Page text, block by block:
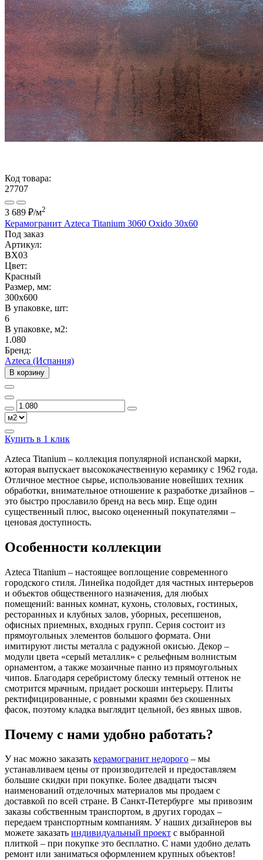
Код товара:
27707
3 689 ₽/м2
Керамогранит Azteca Titanium 3060 Oxido 30x60
Под заказ
Артикул:
BX03
Цвет:
Красный
Размер, мм:
300x600
В упаковке, шт:
6
В упаковке, м2:
1.080
Бренд:
Azteca (Испания)
В корзину
Купить в 1 клик
Azteca Titanium – коллекция популярной испанской марки,
которая выпускает высококачественную керамику с 1962 года.
Отличное местное сырье, использование новейших техник
обработки, внимательное отношение к разработке дизайнов –
это быстро прославило бренд на весь мир. Еще один
существенный плюс, высоко оцененный покупателями –
ценовая доступность.
Особенности коллекции
Azteca Titanium – настоящее воплощение современного
городского стиля. Линейка подойдет для частных интерьеров
и объектов общественного назначения, для любых
помещений: ванных комнат, кухонь, столовых, гостиных,
ресторанных и клубных залов, уборных, ресепшенов,
офисных приемных, входных групп. Серия состоит из
прямоугольных элементов большого формата. Они
имитируют листы металла с радужной окисью. Декор –
модули цвета «серый металлик» с рельефным волнистым
орнаментом, а также мозаичные панно из прямоугольных
чипов. Благодаря серебристому блеску темный оттенок не
смотрится мрачным, придает роскоши интерьеру. Плиты
ректифицированные, с ровными краями без скошенных
фасок, поэтому кладка выглядит цельной, без явных швов.
Почему с нами удобно работать?
У нас можно заказать керамогранит недорого – мы
устанавливаем цены от производителей и предоставляем
большие скидки при покупке. Более двадцати тысяч
наименований отделочных материалов мы продаем с
доставкой по всей стране. В Санкт-Петербурге мы привозим
заказы собственным транспортом, в других городах –
передаем транспортным компаниям. У наших дизайнеров вы
можете заказать индивидуальный проект с выбранной
плиткой – при покупке это бесплатно. С нами удобно делать
ремонт или заниматься оформлением крупных объектов!